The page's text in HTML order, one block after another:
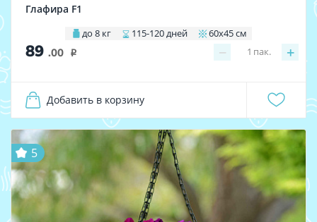
Глафира F1
до 8 кг 115-120 дней 60х45 см
89 .00 i − +
1 пак.
Добавить в корзину
5